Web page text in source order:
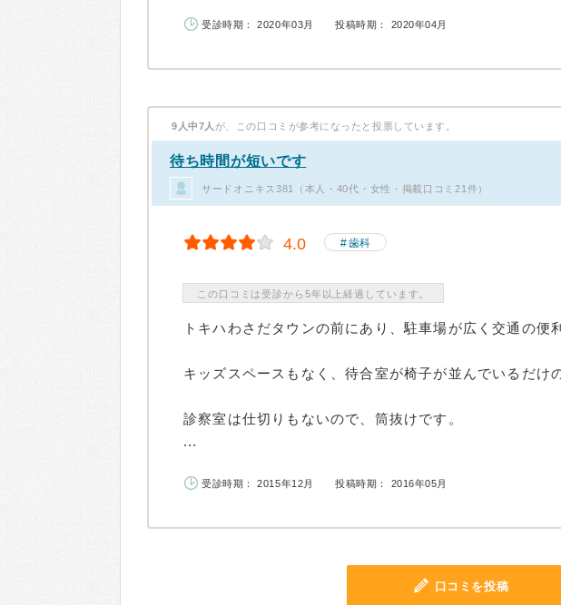
受診時期： 2020年03月 投稿時期： 2020年04月
9人中7人 が、この口コミが参考になったと投票しています。
待ち時間が短いです
サードオニキス381（本人・40代・女性・掲載口コミ21件）
4.0 歯科
この口コミは受診から5年以上経過しています。
トキハわさだタウンの前にあり、駐車場が広く交通の便
キッズスペースもなく、待合室が椅子が並んでいるだけ
診察室は仕切りもないので、筒抜けです。
...
受診時期： 2015年12月 投稿時期： 2016年05月
口コミを投稿